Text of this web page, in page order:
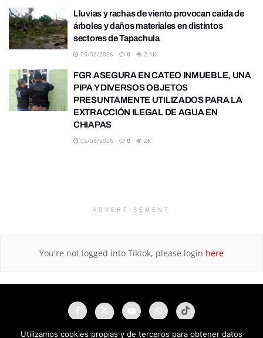
Lluvias y rachas de viento provocan caída de
árboles y daños materiales en distintos
sectores de Tapachula
05/08/2026 0 2.1K
FGR ASEGURA EN CATEO INMUEBLE, UNA
PIPA Y DIVERSOS OBJETOS
PRESUNTAMENTE UTILIZADOS PARA LA
EXTRACCIÓN ILEGAL DE AGUA EN
CHIAPAS
05/08/2026 0 2K
ADVERTISEMENT
You're not logged into Tiktok, please login here
Utilizamos cookies propias y de terceros para obtener datos